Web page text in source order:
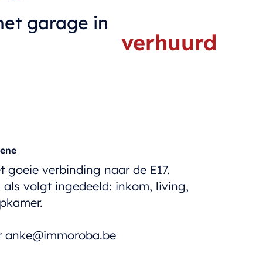
garage in
verhuurd
verbinding naar de E17.
volgt ingedeeld: inkom, living,